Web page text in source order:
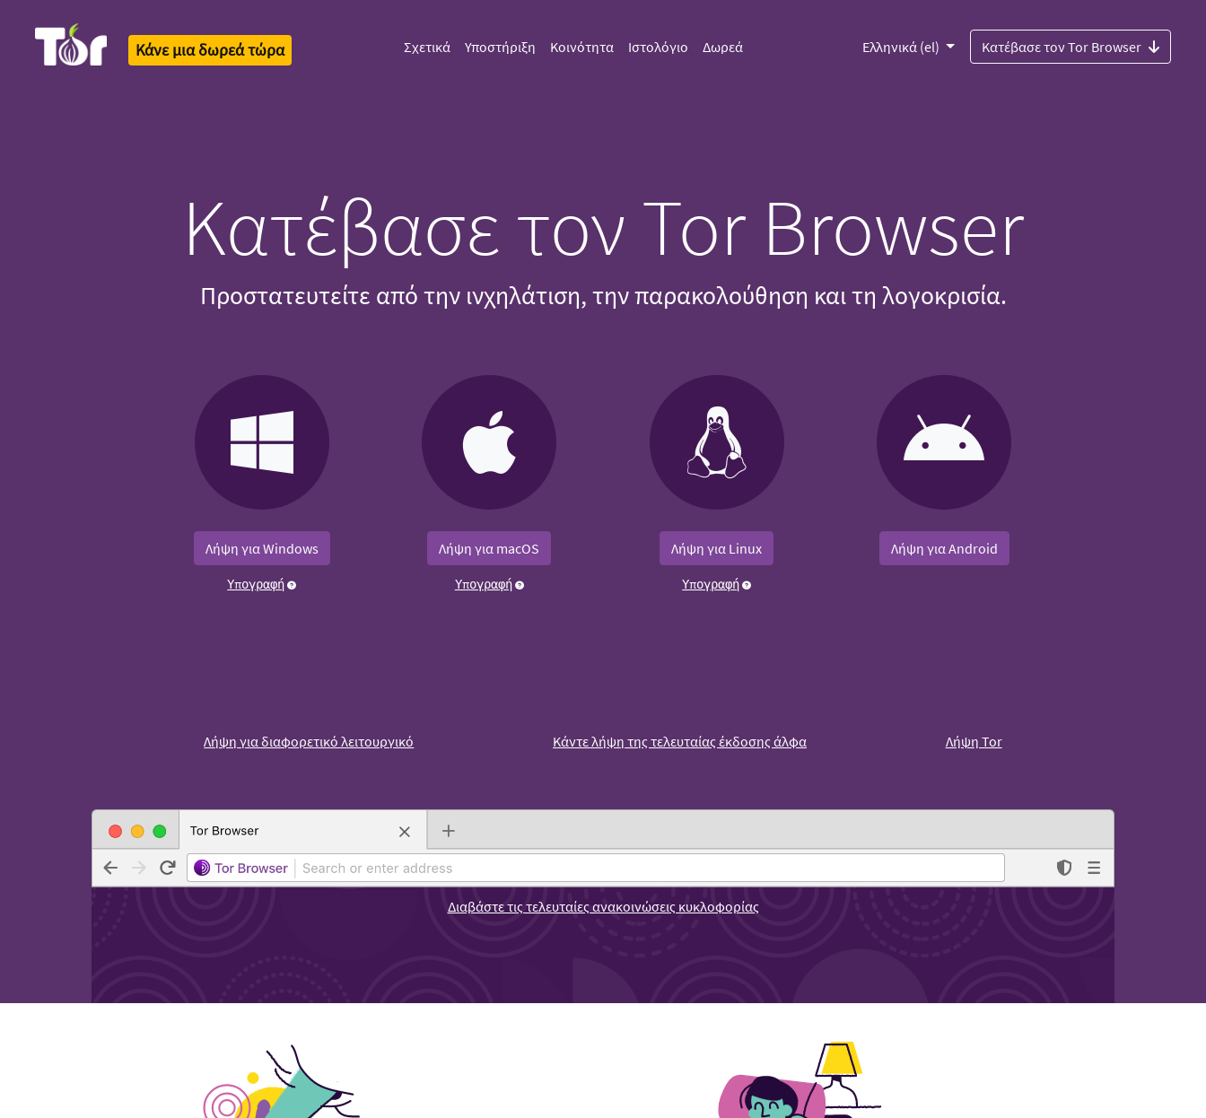
Κάνε μια δωρεά τώρα Σχετικά Υποστήριξη Κοινότητα Ιστολόγιο Δωρεά Ελληνικά (el) Κατέβασε τον Tor Browser
Κατέβασε τον Tor Browser
Προστατευτείτε από την ινχηλάτιση, την παρακολούθηση και τη λογοκρισία.
Λήψη για Windows
Υπογραφή
Λήψη για macOS
Υπογραφή
Λήψη για Linux
Υπογραφή
Λήψη για Android
Λήψη για διαφορετικό λειτουργικό Κάντε λήψη της τελευταίας έκδοσης άλφα Λήψη Tor
Διαβάστε τις τελευταίες ανακοινώσεις κυκλοφορίας